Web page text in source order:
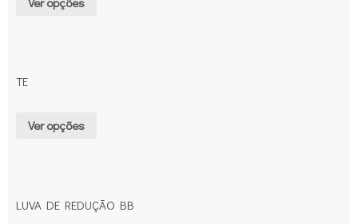
TE
Ver opções
LUVA DE REDUÇÃO BB